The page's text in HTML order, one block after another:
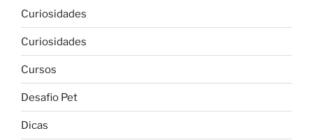
Curiosidades
Curiosidades
Cursos
Desafio Pet
Dicas